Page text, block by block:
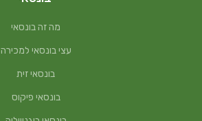
מה זה בונסאי
עצי בונסאי למכירה
בונסאי זית
בונסאי פיקוס